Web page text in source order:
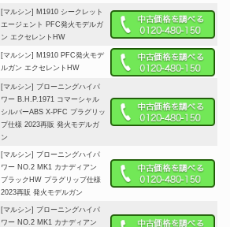
[マルシン] M1910 シークレット
エージェント PFC発火モデルガ
ン エクセレントHW
[マルシン] M1910 PFC発火モデ
ルガン エクセレントHW
[マルシン] ブローニングハイパ
ワー B.H.P.1971 コマーシャル
シルバーABS X-PFC プラグリッ
プ仕様 2023再販 発火モデルガ
ン
[マルシン] ブローニングハイパ
ワー NO.2 MK1 カナディアン
ブラックHW プラグリップ仕様
2023再販 発火モデルガン
[マルシン] ブローニングハイパ
ワー NO.2 MK1 カナディアン